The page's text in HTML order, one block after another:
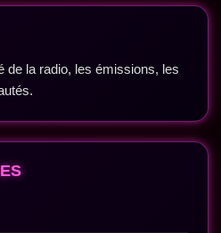
de la radio, les émissions, les